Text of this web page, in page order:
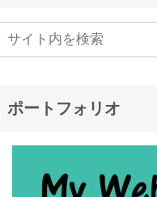
ポートフォリオ